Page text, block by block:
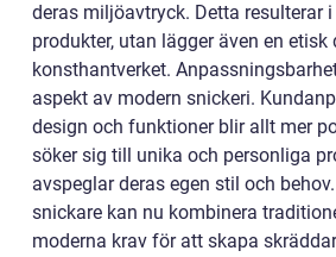
deras miljöavtryck. Detta resulterar
produkter, utan lägger även en
konsthantverket.
aspekt av modern snickeri.
design och funktioner blir allt mer
söker sig till unika och personliga
avspeglar deras egen stil och
snickare kan nu kombinera
moderna krav för att skapa